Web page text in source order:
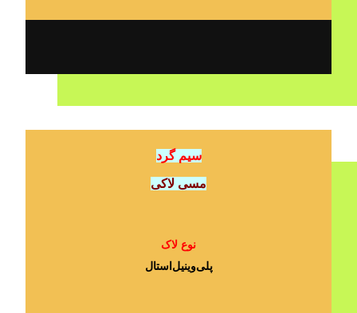
سیم گرد
مسی لاکی
نوع لاک
پلی‌وینیل‌استال